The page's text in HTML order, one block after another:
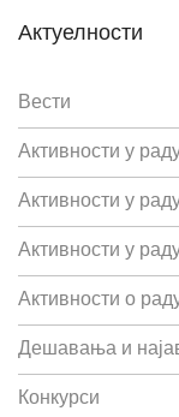
Актуелности
Вести
Активности у
Активности у
Активности у
Активности о
Дешавања и
Конкурси